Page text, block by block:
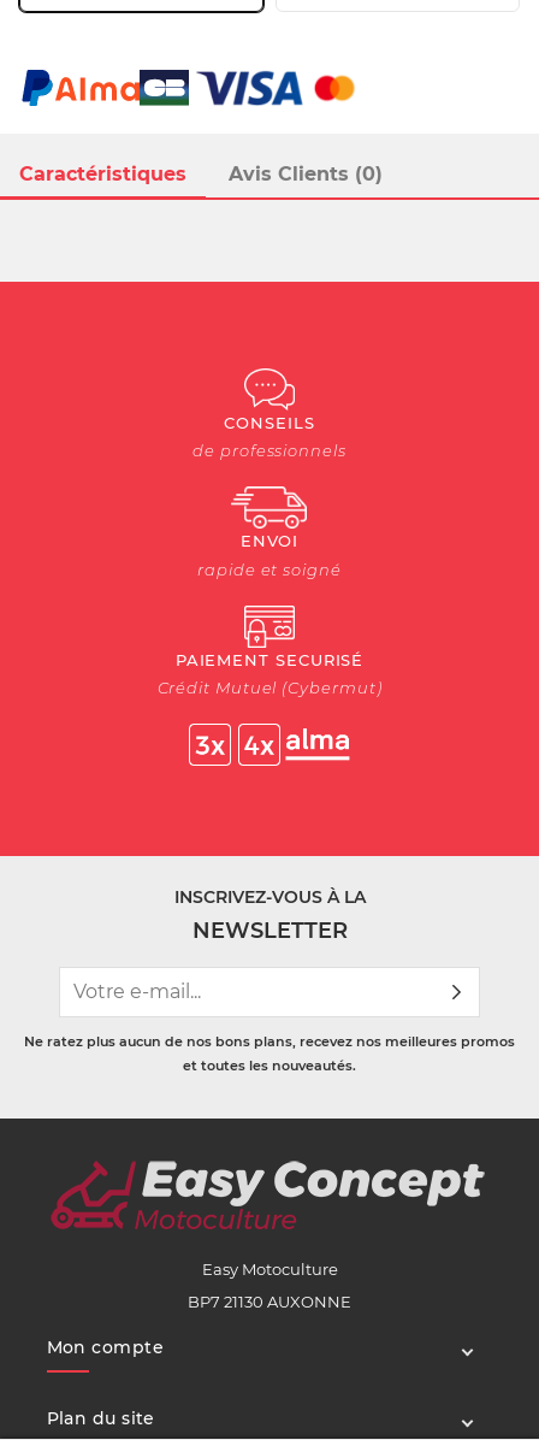
Caractéristiques Avis Clients (0)
CONSEILS
de professionnels
ENVOI
rapide et soigné
PAIEMENT SECURISÉ
Crédit Mutuel (Cybermut)
INSCRIVEZ-VOUS À LA
NEWSLETTER
Ne ratez plus aucun de nos bons plans, recevez nos meilleures promos
et toutes les nouveautés.
Easy Motoculture
BP7 21130 AUXONNE
Mon compte
Plan du site